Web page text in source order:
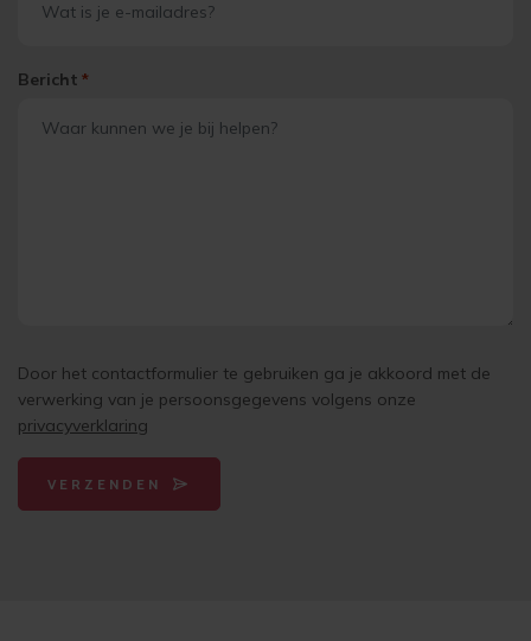
Bericht *
Door het contactformulier te gebruiken ga je akkoord met de
verwerking van je persoonsgegevens volgens onze
privacyverklaring
VERZENDEN